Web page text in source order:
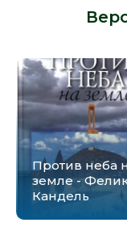
Против неба
земле -
Кандель